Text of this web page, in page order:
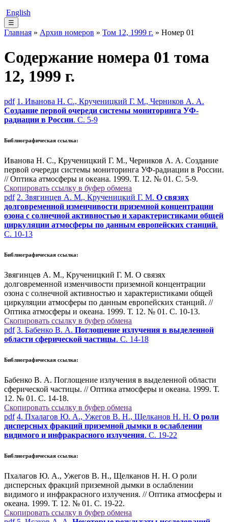
English
☰
Главная » Архив номеров » Том 12, 1999 г. » Номер 01
Содержание номера 01 тома
12, 1999 г.
pdf 1. Иванова Н. С., Крученицкий Г. М., Черников А. А.
Создание первой очереди системы мониторинга УФ-
радиации в России. С. 5-9
Библиографическая ссылка:
Иванова Н. С., Крученицкий Г. М., Черников А. А. Создание
первой очереди системы мониторинга УФ-радиации в России.
// Оптика атмосферы и океана. 1999. Т. 12. № 01. С. 5-9.
Скопировать ссылку в буфер обмена
pdf 2. Звягинцев А. М., Крученицкий Г. М. О связях
долговременной изменчивости приземной концентрации
озона с солнечной активностью и характеристиками общей
циркуляции атмосферы по данным европейских станций.
С. 10-13
Библиографическая ссылка:
Звягинцев А. М., Крученицкий Г. М. О связях
долговременной изменчивости приземной концентрации
озона с солнечной активностью и характеристиками общей
циркуляции атмосферы по данным европейских станций. //
Оптика атмосферы и океана. 1999. Т. 12. № 01. С. 10-13.
Скопировать ссылку в буфер обмена
pdf 3. Бабенко В. А. Поглощение излучения в выделенной
области сферической частицы. С. 14-18
Библиографическая ссылка:
Бабенко В. А. Поглощение излучения в выделенной области
сферической частицы. // Оптика атмосферы и океана. 1999. Т.
12. № 01. С. 14-18.
Скопировать ссылку в буфер обмена
pdf 4. Пхалагов Ю. А., Ужегов В. Н., Щелканов Н. Н. О роли
дисперсных фракций приземной дымки в ослаблении
видимого и инфракрасного излучения. С. 19-22
Библиографическая ссылка:
Пхалагов Ю. А., Ужегов В. Н., Щелканов Н. Н. О роли
дисперсных фракций приземной дымки в ослаблении
видимого и инфракрасного излучения. // Оптика атмосферы и
океана. 1999. Т. 12. № 01. С. 19-22.
Скопировать ссылку в буфер обмена